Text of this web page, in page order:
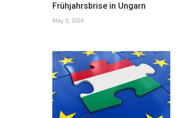
Frühjahrsbrise in Ungarn
May 9, 2024
Kultur